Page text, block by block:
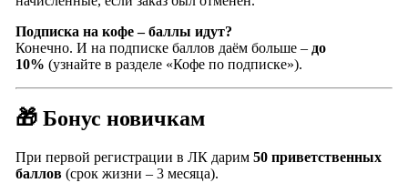
Подписка на кофе – баллы идут?
Конечно. И на подписке баллов даём больше – до
10% (узнайте в разделе «Кофе по подписке»).
🎁 Бонус новичкам
При первой регистрации в ЛК дарим 50 приветственных
баллов(срок жизни – 3 месяца).